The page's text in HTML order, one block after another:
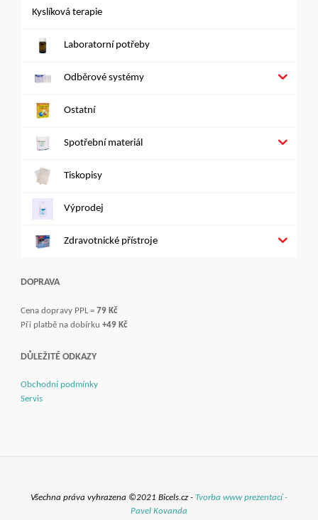
Kyslíková terapie
Laboratorní potřeby
Odběrové systémy
Ostatní
Spotřební materiál
Tiskopisy
Výprodej
Zdravotnické přístroje
DOPRAVA
Cena dopravy PPL =79 Kč
Při platbě na dobírku +49 Kč
DŮLEŽITÉ ODKAZY
Obchodní podmínky
Servis
Všechna práva vyhrazena ©2021 Bicels.cz - Tvorba www prezentací -
Pavel Kovanda